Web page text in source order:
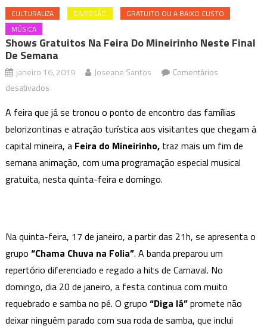
CULTURALIZA DIVERSÃO
GRATUITO OU A BAIXO CUSTO
MÚSICA
Shows Gratuitos Na Feira Do Mineirinho Neste Final
De Semana
janeiro 16, 2019 Joseane Santos
Comentários
desativadosem
Gratuitos
na
Feira
do
Mineirinho
Semana
A feira que já se tronou o ponto de encontro das famílias
belorizontinas e atração turística aos visitantes que chegam à
capital mineira, a Feira do Mineirinho, traz mais um fim de
semana animação, com uma programação especial musical
gratuita, nesta quinta-feira e domingo.
Na quinta-feira, 17 de janeiro, a partir das 21h, se apresenta o
grupo “Chama Chuva na Folia”. A banda preparou um
repertório diferenciado e regado a hits de Carnaval. No
domingo, dia 20 de janeiro, a festa continua com muito
requebrado e samba no pé. O grupo “Diga lá”promete não
deixar ninguém parado com sua roda de samba, que inclui